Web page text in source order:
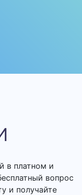
в платном и
вопрос
и получайте